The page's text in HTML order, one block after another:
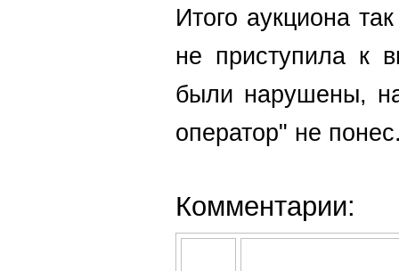
Итого аукциона
не приступила к
были нарушены,
оператор" не
Комментарии: